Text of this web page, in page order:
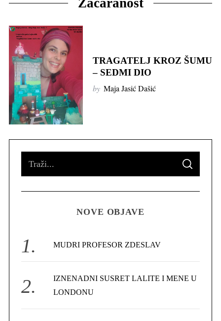
Začaranost
TRAGATELJ KROZ ŠUMU
– SEDMI DIO
by Maja Jasić Dašić
o
S
A
C
NOVE OBJAVE
MUDRI PROFESOR ZDESLAV
IZNENADNI SUSRET LALITE I MENE U
LONDONU